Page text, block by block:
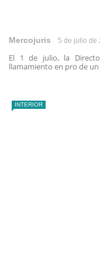
Mercojuris 5 de julio de
El 1 de julio, la
llamamiento en pro de
INTERIOR